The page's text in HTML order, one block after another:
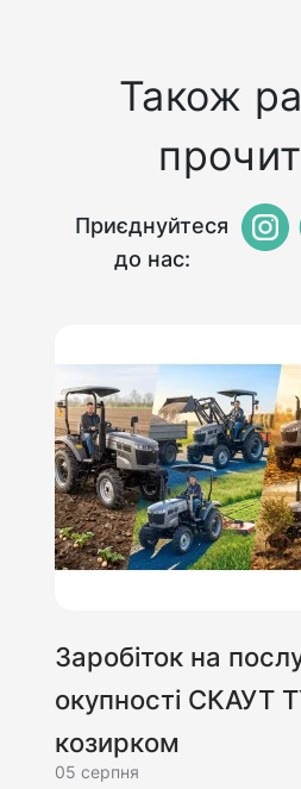
Також
Приєднуйтеся
до нас:
Заробіток на
окупності СКАУТ
козирком
05 серпня